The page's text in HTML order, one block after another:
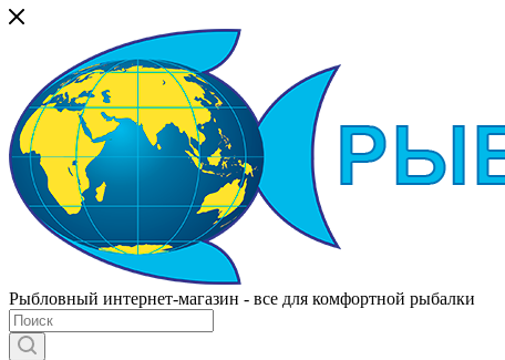
Рыбловный интернет-магазин - все для комфортной рыбалки